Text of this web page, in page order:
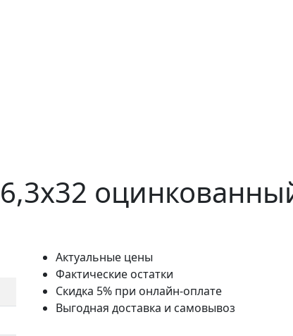
Актуальные цены
Фактические остатки
Скидка 5% при онлайн-оплате
Выгодная доставка и самовывоз